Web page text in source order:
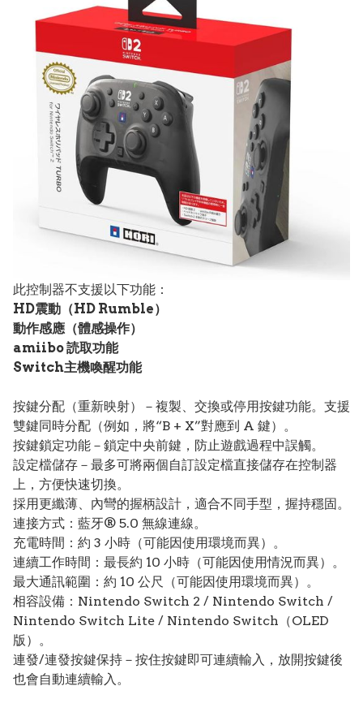
此控制器不支援以下功能：
HD震動（HD Rumble）
動作感應（體感操作）
amiibo 読取功能
Switch主機喚醒功能
按鍵分配（重新映射）－複製、交換或停用按鍵功能。支援
雙鍵同時分配（例如，將“B + X”對應到 A 鍵）。
按鍵鎖定功能－鎖定中央前鍵，防止遊戲過程中誤觸。
設定檔儲存－最多可將兩個自訂設定檔直接儲存在控制器
上，方便快速切換。
採用更纖薄、內彎的握柄設計，適合不同手型，握持穩固。
連接方式：藍牙® 5.0 無線連線。
充電時間：約 3 小時（可能因使用環境而異）。
連續工作時間：最長約 10 小時（可能因使用情況而異）。
最大通訊範圍：約 10 公尺（可能因使用環境而異）。
相容設備：Nintendo Switch 2 / Nintendo Switch /
Nintendo Switch Lite / Nintendo Switch（OLED
版）。
連發/連發按鍵保持－按住按鍵即可連續輸入，放開按鍵後
也會自動連續輸入。